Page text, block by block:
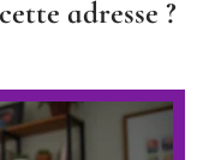
adresse ?